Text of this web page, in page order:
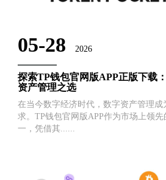
05-28 2026
探索TP钱包官网版APP正版下载
资产管理之选
在当今数字经济时代，数字资产管理成
求。TP钱包官网版APP作为市场上领
一，凭借其......